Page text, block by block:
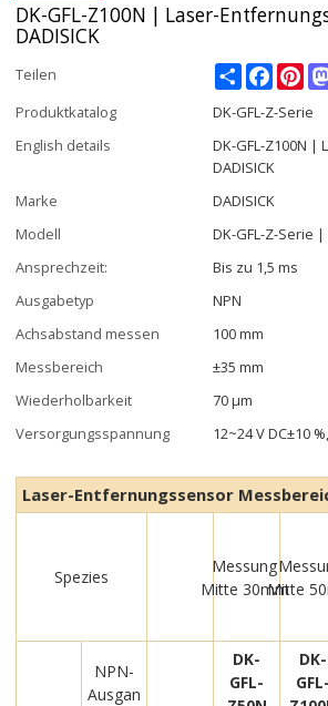
DK-GFL-Z100N | Laser-
DADISICK
Teilen Share
Produktkatalog
DK-GFL-Z-Serie
English details
DK-GFL-Z100N |
DADISICK
Marke
DADISICK
Modell
DK-GFL-Z-Serie |
Ansprechzeit:
Bis zu 1,5 ms
Ausgabetyp
NPN
Achsabstand messen
100 mm
Messbereich
±35 mm
Wiederholbarkeit
70 μm
Versorgungsspannung
12~24 V DC±10
Laser-Entfernungssensor
Spezies
Messung
Mitte 30mm
Mitte
NPN-
Ausgan
DK-
GFL-
DK-
GFL-